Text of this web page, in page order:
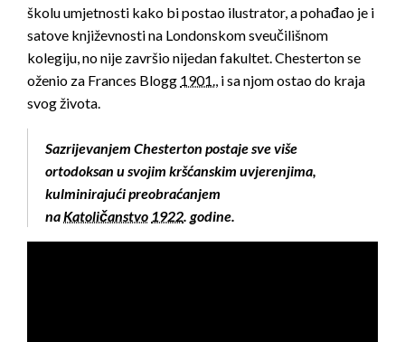
školu umjetnosti kako bi postao ilustrator, a pohađao je i
satove književnosti na Londonskom sveučilišnom
kolegiju, no nije završio nijedan fakultet. Chesterton se
oženio za Frances Blogg 1901., i sa njom ostao do kraja
svog života.
Sazrijevanjem Chesterton postaje sve više
ortodoksan u svojim kršćanskim uvjerenjima,
kulminirajući preobraćanjem
naKatoličanstvo 1922. godine.